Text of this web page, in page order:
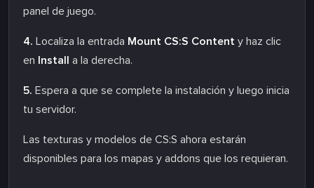
panel de juego.
4. Localiza la entrada Mount CS:S Content y haz clic
en Install a la derecha.
5. Espera a que se complete la instalación y luego inicia
tu servidor.
Las texturas y modelos de CS:S ahora estarán
disponibles para los mapas y addons que los requieran.